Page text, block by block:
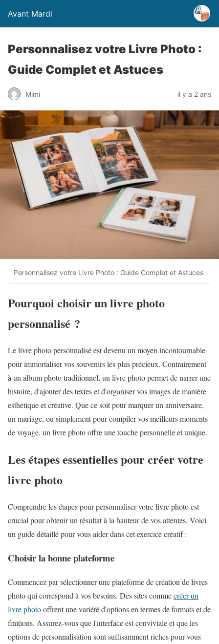
Avant Mardi
Personnalisez votre Livre Photo :
Guide Complet et Astuces
Mimi il y a 2 ans
Personnalisez votre Livre Photo : Guide Complet et Astuces
Pourquoi choisir un livre photo
personnalisé ?
Le livre photo personnalisé est devenu un moyen incontournable
pour immortaliser vos souvenirs les plus précieux. Contrairement
à un album photo traditionnel, un livre photo permet de narrer une
histoire, d'ajouter des textes et d'organiser vos images de manière
esthétique et créative. Que ce soit pour marquer un anniversaire,
un mariage, ou simplement pour compiler vos meilleurs moments
de voyage, un livre photo offre une touche personnelle et unique.
Les étapes essentielles pour créer votre
livre photo
Comprendre les étapes pour personnaliser votre livre photo est
crucial pour obtenir un résultat à la hauteur de vos attentes. Voici
un guide détaillé pour vous aider dans cet exercice créatif :
Choisir la bonne plateforme
Commencez par sélectionner une plateforme de création de livres
photo qui correspond à vos besoins. Des sites commecréer un
livre photooffrent une variété d'options en termes de formats et de
finitions. Assurez-vous que l'interface est conviviale et que les
options de personnalisation sont suffisamment riches pour vous